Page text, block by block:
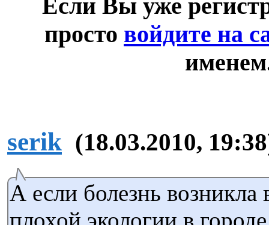
Если Вы уже
просто войдите на
serik (18.03.2010,
А если болезнь возникла
плохой экологии в